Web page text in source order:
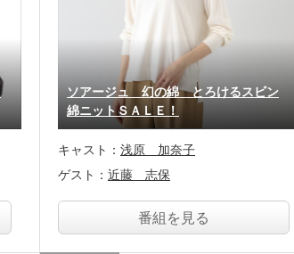
ソアージュ 幻の綿 とろけるスビン
綿ニットＳＡＬＥ！
キャスト： 浅原 加奈子
ゲスト： 近藤 志保
番組を見る